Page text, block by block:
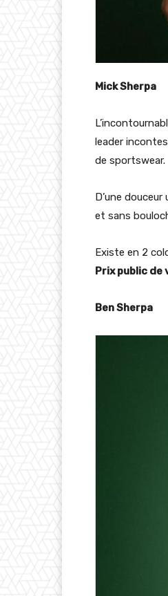
Mick Sherpa
leader
de sportswear.
D’une
et sans
Existe en 2
Prix public de
Ben Sherpa